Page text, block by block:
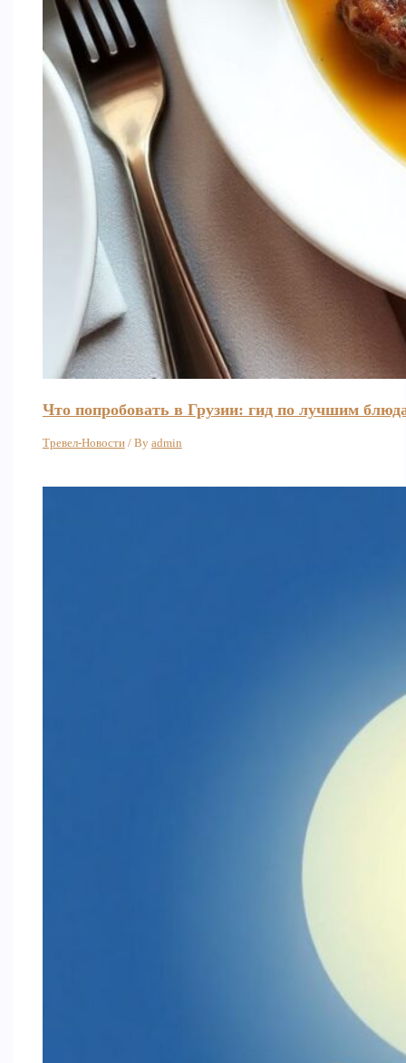
Что попробовать в Грузии: гид по лучшим
Тревел-Новости/ By admin